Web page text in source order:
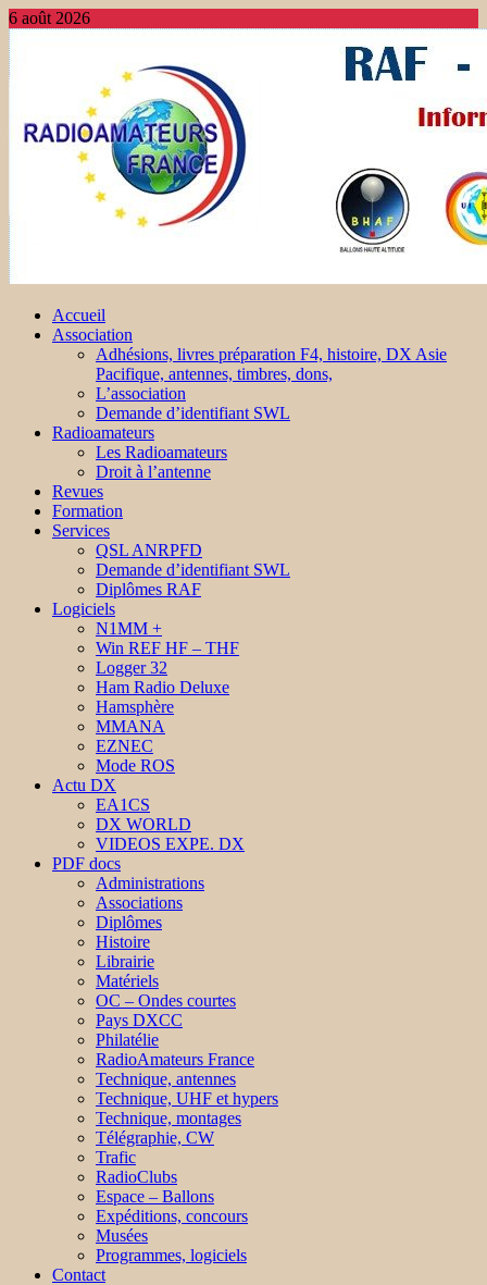
6 août 2026
Accueil
Association
Adhésions, livres préparation F4, histoire, DX Asie
Pacifique, antennes, timbres, dons,
L’association
Demande d’identifiant SWL
Radioamateurs
Les Radioamateurs
Droit à l’antenne
Revues
Formation
Services
QSL ANRPFD
Demande d’identifiant SWL
Diplômes RAF
Logiciels
N1MM +
Win REF HF – THF
Logger 32
Ham Radio Deluxe
Hamsphère
MMANA
EZNEC
Mode ROS
Actu DX
EA1CS
DX WORLD
VIDEOS EXPE. DX
PDF docs
Administrations
Associations
Diplômes
Histoire
Librairie
Matériels
OC – Ondes courtes
Pays DXCC
Philatélie
RadioAmateurs France
Technique, antennes
Technique, UHF et hypers
Technique, montages
Télégraphie, CW
Trafic
RadioClubs
Espace – Ballons
Expéditions, concours
Musées
Programmes, logiciels
Contact